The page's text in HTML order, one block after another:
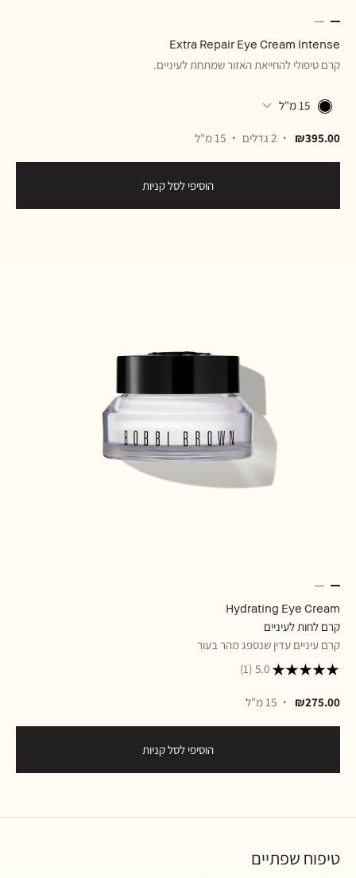
Extra Repair Eye Cream Intense
קרם טיפולי להחייאת האזור שמתחת לעיניים.
15 מ"ל
₪395.00 2 גדלים 15 מ"ל
הוסיפי לסל קניות
Hydrating Eye Cream
קרם לחות לעיניים
קרם עיניים עדין שנספג מהר בעור
5.0
(1)
₪275.00 15 מ"ל
הוסיפי לסל קניות
טיפוח שפתיים